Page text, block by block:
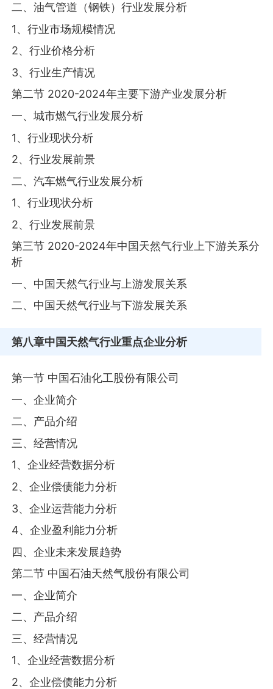
二、油气管道（钢铁）行业发展分析
1、行业市场规模情况
2、行业价格分析
3、行业生产情况
第二节 2020-2024年主要下游产业发展分析
一、城市燃气行业发展分析
1、行业现状分析
2、行业发展前景
二、汽车燃气行业发展分析
1、行业现状分析
2、行业发展前景
第三节 2020-2024年中国天然气行业上下游关系分
析
一、中国天然气行业与上游发展关系
二、中国天然气行业与下游发展关系
第八章中国天然气行业重点企业分析
第一节 中国石油化工股份有限公司
一、企业简介
二、产品介绍
三、经营情况
1、企业经营数据分析
2、企业偿债能力分析
3、企业运营能力分析
4、企业盈利能力分析
四、企业未来发展趋势
第二节 中国石油天然气股份有限公司
一、企业简介
二、产品介绍
三、经营情况
1、企业经营数据分析
2、企业偿债能力分析